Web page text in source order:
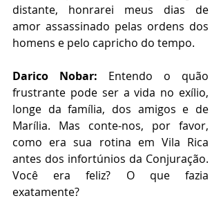
distante, honrarei meus dias de
amor assassinado pelas ordens dos
homens e pelo capricho do tempo.
Darico Nobar: Entendo o quão
frustrante pode ser a vida no exílio,
longe da família, dos amigos e de
Marília. Mas conte-nos, por favor,
como era sua rotina em Vila Rica
antes dos infortúnios da Conjuração.
Você era feliz? O que fazia
exatamente?